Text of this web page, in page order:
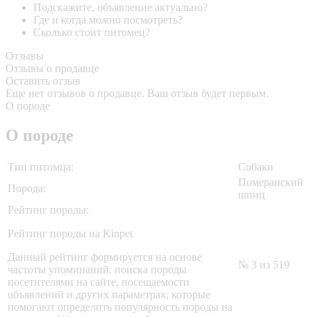
Подскажите, объявление актуально?
Где и когда можно посмотреть?
Сколько стоит питомец?
Отзывы
Отзывы о продавце
Оставить отзыв
Еще нет отзывов о продавце. Ваш отзыв будет первым.
О породе
О породе
Тип питомца:
Собаки
Порода:
Померанский
шпиц
Рейтинг породы:
Рейтинг породы на Kinpet
Данный рейтинг формируется на основе
частоты упоминаний, поиска породы
посетителями на сайте, посещаемости
объявлений и других параметрах, которые
помогают определить популярность породы на
№ 3 из 519